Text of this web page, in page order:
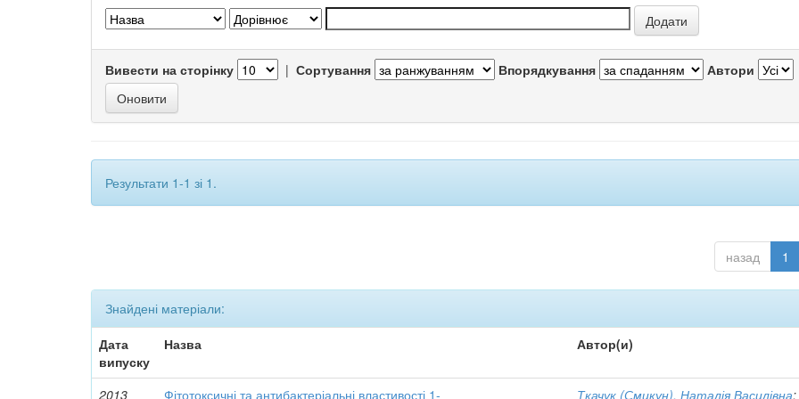
Вивести на сторінку | Сортування Впорядкування Автори
Результати 1-1 зі 1.
назад 1
Знайдені матеріали:
Дата
випуску
Назва Автор(и)
2013 Фітотоксичні та антибактеріальні властивості 1- Ткачук (Смикун), Наталія Василівна;